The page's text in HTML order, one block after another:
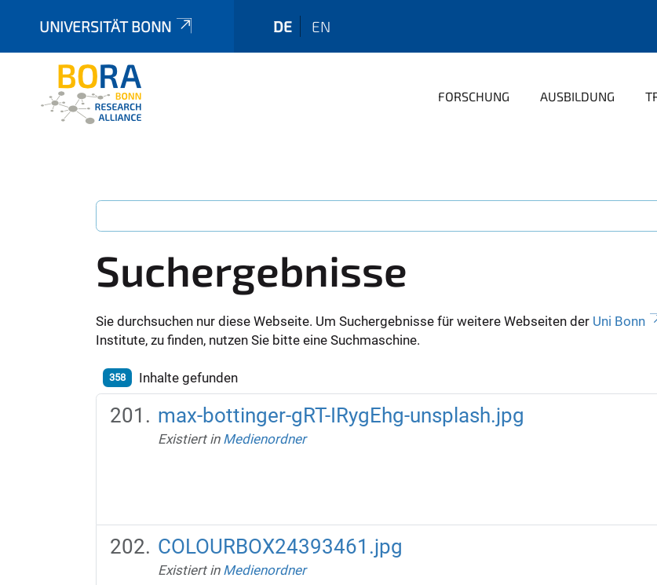
UNIVERSITÄT BONN DE EN
FORSCHUNG AUSBILDUNG
Suchergebnisse
Sie durchsuchen nur diese Webseite. Um Suchergebnisse für weitere Webseiten der Uni Bonn
Institute, zu finden, nutzen Sie bitte eine Suchmaschine.
358 Inhalte gefunden
max-bottinger-gRT-IRygEhg-unsplash.jpg
Existiert in Medienordner
COLOURBOX24393461.jpg
Existiert in Medienordner